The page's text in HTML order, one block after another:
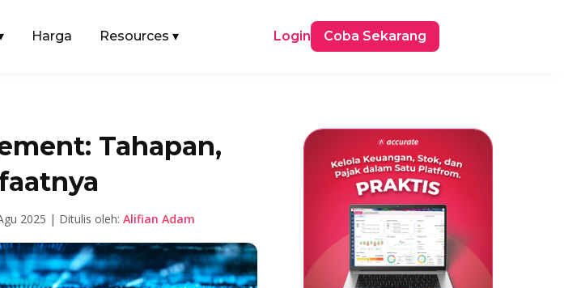
Harga Resources ▾ Login Coba Sekarang
Tahapan,
2025 | Ditulis oleh: Alifian Adam